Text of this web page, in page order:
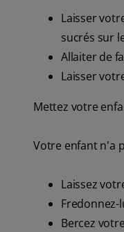
Laisser
sucrés sur
Allaiter de
Laisser
Mettez votre
Votre enfant n'a
Laissez
Fredonnez-
Bercez